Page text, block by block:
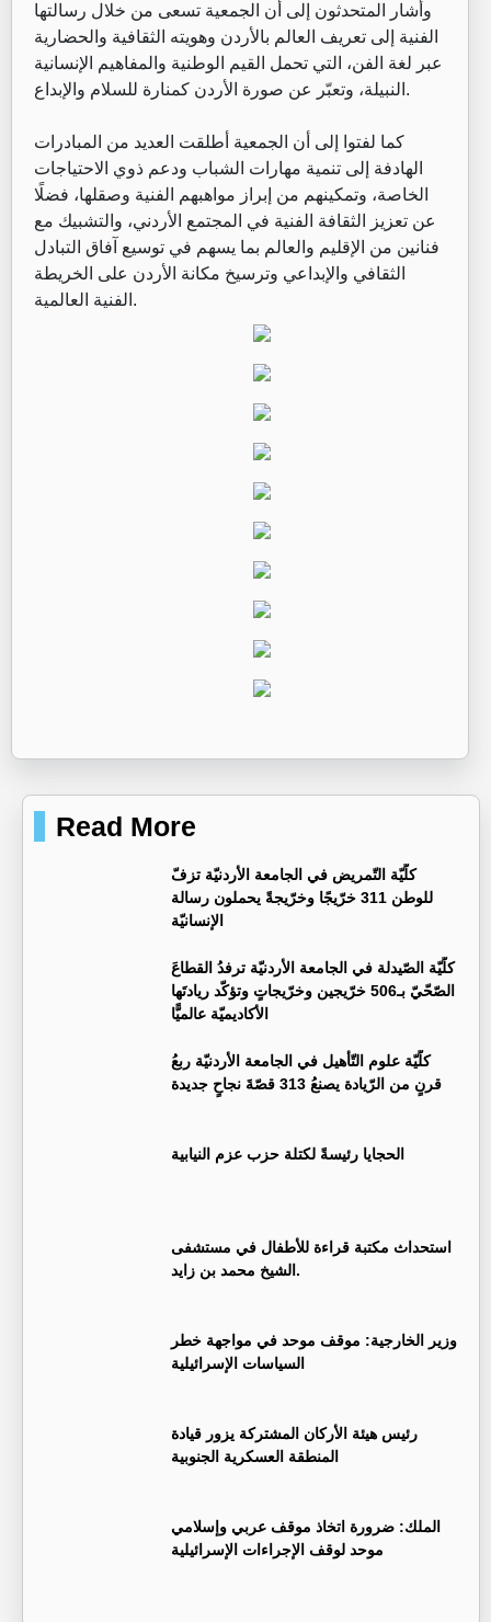
وأشار المتحدثون إلى أن الجمعية تسعى من خلال رسالتها
الفنية إلى تعريف العالم بالأردن وهويته الثقافية والحضارية
عبر لغة الفن، التي تحمل القيم الوطنية والمفاهيم الإنسانية
النبيلة، وتعبّر عن صورة الأردن كمنارة للسلام والإبداع.
كما لفتوا إلى أن الجمعية أطلقت العديد من المبادرات
الهادفة إلى تنمية مهارات الشباب ودعم ذوي الاحتياجات
الخاصة، وتمكينهم من إبراز مواهبهم الفنية وصقلها، فضلًا
عن تعزيز الثقافة الفنية في المجتمع الأردني، والتشبيك مع
فنانين من الإقليم والعالم بما يسهم في توسيع آفاق التبادل
الثقافي والإبداعي وترسيخ مكانة الأردن على الخريطة
الفنية العالمية.
Read More
كلّيّة التّمريض في الجامعة الأردنيّة تزفّ
للوطن 311 خرّيجًا وخرّيجةً يحملون رسالة
الإنسانيّة
كلّيّة الصّيدلة في الجامعة الأردنيّة ترفدُ القطاعَ
الصّحّيّ بـ506 خرّيجين وخرّيجاتٍ وتؤكّد ريادتَها
الأكاديميّة عالميًّا
كلّيّة علوم التّأهيل في الجامعة الأردنيّة ربعُ
قرنٍ من الرّيادة يصنعُ 313 قصّةَ نجاحٍ جديدة
الحجايا رئيسةً لكتلة حزب عزم النيابية
استحداث مكتبة قراءة للأطفال في مستشفى
الشيخ محمد بن زايد.
وزير الخارجية: موقف موحد في مواجهة خطر
السياسات الإسرائيلية
رئيس هيئة الأركان المشتركة يزور قيادة
المنطقة العسكرية الجنوبية
الملك: ضرورة اتخاذ موقف عربي وإسلامي
موحد لوقف الإجراءات الإسرائيلية